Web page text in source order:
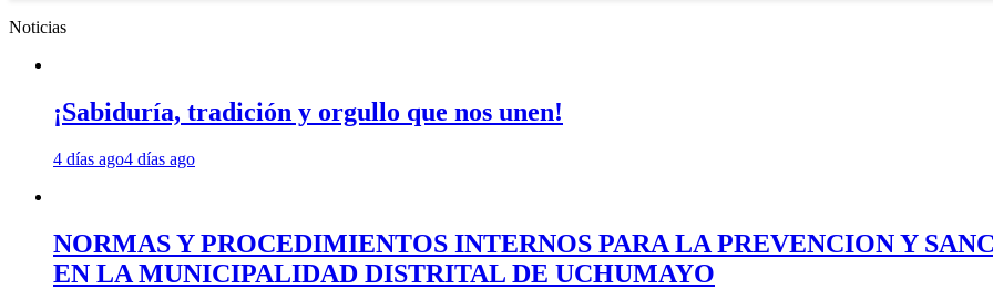
Noticias
¡Sabiduría, tradición y orgullo que nos unen!
4 días ago4 días ago
NORMAS Y PROCEDIMIENTOS INTERNOS PARA LA PREVENCION Y
EN LA MUNICIPALIDAD DISTRITAL DE UCHUMAYO